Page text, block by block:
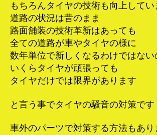
もちろんタイヤの技術も向上してい
道路の状況は昔のまま
路面舗装の技術革新はあっても
全ての道路が車やタイヤの様に
数年単位で新しくなるわけではない
いくらタイヤが頑張っても
タイヤだけでは限界があります
と言う事でタイヤの騒音の対策です
車外のパーツで対策する方法もあり